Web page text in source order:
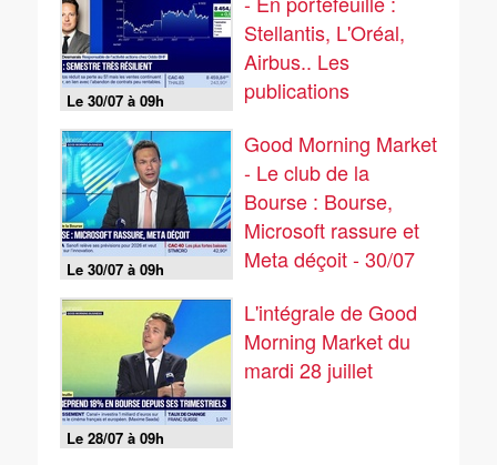
Le 30/07 à 09h
Stellantis, L'Oréal,
Airbus.. Les
publications
Le 30/07 à 09h
Good Morning Market
- Le club de la
Bourse : Bourse,
Microsoft rassure et
Meta déçoit - 30/07
Le 28/07 à 09h
L'intégrale de Good
Morning Market du
mardi 28 juillet